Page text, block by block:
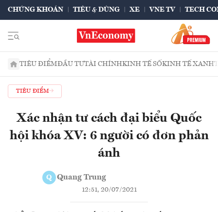
CHỨNG KHOÁN TIÊU & DÙNG XE VNE TV TECH
TIÊU ĐIỂMĐẦU TƯTÀI CHÍNHKINH TẾ SỐKINH TẾ XANH
TIÊU ĐIỂM
Xác nhận tư cách đại biểu Quốc
hội khóa XV: 6 người có đơn phản
ánh
Q Quang Trung
12:51, 20/07/2021